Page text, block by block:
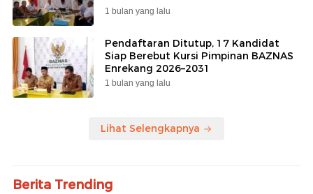
1 bulan yang lalu
Pendaftaran Ditutup, 17 Kandidat
Siap Berebut Kursi Pimpinan BAZNAS
Enrekang 2026–2031
1 bulan yang lalu
Lihat Selengkapnya
Berita Trending